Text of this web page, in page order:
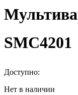
SMC4201
Доступно:
Нет в наличии